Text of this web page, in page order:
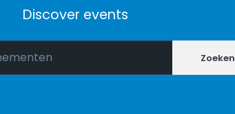
Discover events
Zoeken